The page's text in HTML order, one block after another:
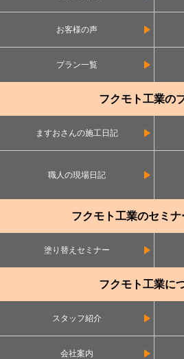
お客様の声
プラン一覧
フクモト工業の
ますおさんの施工日記
職人の現場日記
フクモト工業のセミ
塗り替えセミナー
フクモト工業に
スタッフ紹介
会社案内